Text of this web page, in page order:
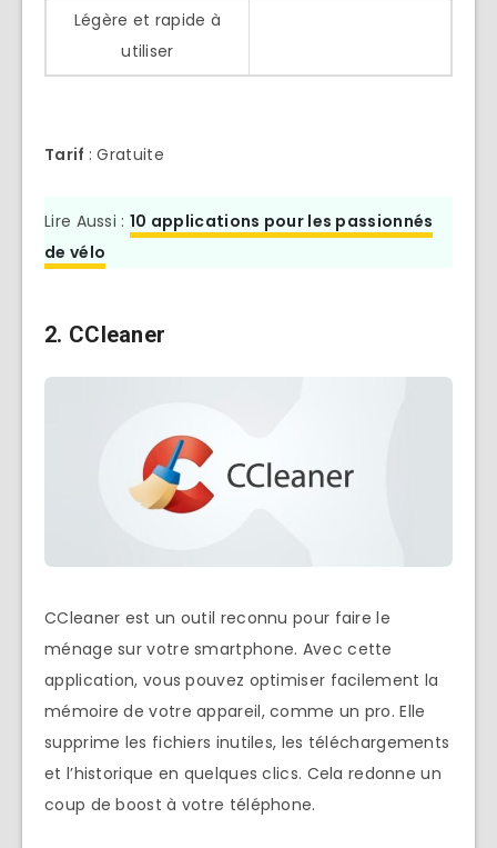
Légère et rapide à
utiliser
Tarif : Gratuite
Lire Aussi : 10 applications pour les passionnés
de vélo
2. CCleaner
CCleaner est un outil reconnu pour faire le
ménage sur votre smartphone. Avec cette
application, vous pouvez optimiser facilement la
mémoire de votre appareil, comme un pro. Elle
supprime les fichiers inutiles, les téléchargements
et l’historique en quelques clics. Cela redonne un
coup de boost à votre téléphone.